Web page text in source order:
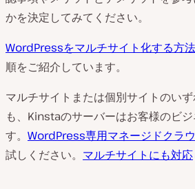
かを決定してみてください。
WordPressをマルチサイト化する方
順をご紹介しています。
マルチサイトまたは個別サイトのい
も、Kinstaのサーバーはお客様のビ
す。 WordPress専用マネージドクラ
試しください。 マルチサイトにも対応